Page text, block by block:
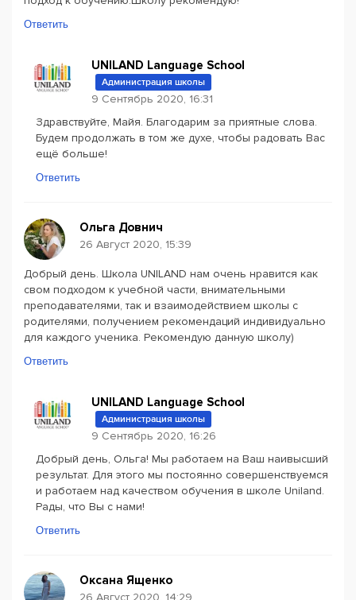
Ответить
UNILAND Language School
Администрация школы
9 Сентябрь 2020, 16:31
Здравствуйте, Майя. Благодарим за приятные слова.
Будем продолжать в том же духе, чтобы радовать Вас
ещё больше!
Ответить
Ольга Довнич
26 Август 2020, 15:39
Добрый день. Школа UNILAND нам очень нравится как
свом подходом к учебной части, внимательными
преподавателями, так и взаимодействием школы с
родителями, получением рекомендаций индивидуально
для каждого ученика. Рекомендую данную школу)
Ответить
UNILAND Language School
Администрация школы
9 Сентябрь 2020, 16:26
Добрый день, Ольга! Мы работаем на Ваш наивысший
результат. Для этого мы постоянно совершенствуемся
и работаем над качеством обучения в школе Uniland.
Рады, что Вы с нами!
Ответить
Оксана Ященко
26 Август 2020, 14:29